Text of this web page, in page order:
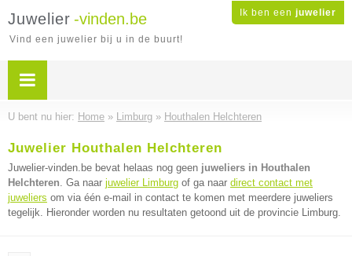
Ik ben een juwelier
Juwelier -vinden.be
Vind een juwelier bij u in de buurt!
U bent nu hier: Home » Limburg » Houthalen Helchteren
Juwelier Houthalen Helchteren
Juwelier-vinden.be bevat helaas nog geen juweliers in Houthalen
Helchteren. Ga naar juwelier Limburg of ga naar direct contact met
juweliers om via één e-mail in contact te komen met meerdere juweliers
tegelijk. Hieronder worden nu resultaten getoond uit de provincie Limburg.